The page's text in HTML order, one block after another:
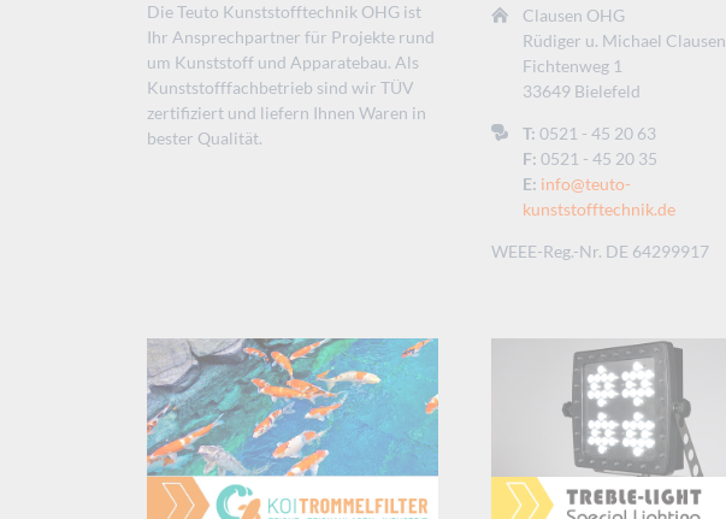
Die Teuto Kunststofftechnik OHG ist
Ihr Ansprechpartner für Projekte rund
um Kunststoff und Apparatebau. Als
Kunststofffachbetrieb sind wir TÜV
zertifiziert und liefern Ihnen Waren in
bester Qualität.
Clausen OHG
Rüdiger u. Michael Clausen
Fichtenweg 1
33649 Bielefeld
T: 0521 - 45 20 63
F: 0521 - 45 20 35
E: info@teuto-
kunststofftechnik.de
WEEE-Reg.-Nr. DE 64299917